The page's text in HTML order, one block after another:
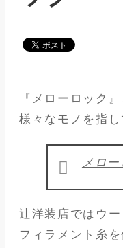
『メローロック
様々なモノを指し
メロ
辻洋装店ではウ
フィラメント糸